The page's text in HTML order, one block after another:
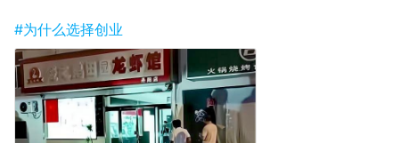
#为什么选择创业